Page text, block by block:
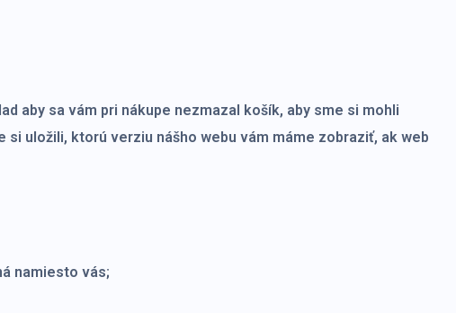
aby sa vám pri nákupe nezmazal košík, aby sme si mohli
uložili, ktorú verziu nášho webu vám máme zobraziť, ak web
namiesto vás;